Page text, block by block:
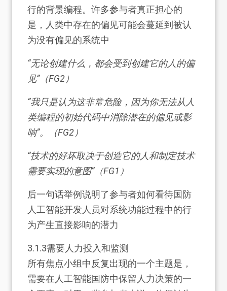
行的背景编程。许多参与者真正担心的
是，人类中存在的偏见可能会蔓延到被认
为没有偏见的系统中
“无论创建什么，都会受到创建它的人的偏
见”（FG2）
“我只是认为这非常危险，因为你无法从人
类编程的初始代码中消除潜在的偏见或影
响”。（FG2）
“技术的好坏取决于创造它的人和制定技术
需要实现的意图”（FG1）
后一句话举例说明了参与者如何看待国防
人工智能开发人员对系统功能过程中的行
为产生直接影响的潜力
3.1.3需要人力投入和监测
所有焦点小组中反复出现的一个主题是，
需要在人工智能国防中保留人力决策的一